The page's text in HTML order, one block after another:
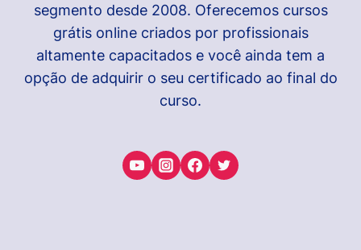
segmento desde 2008. Oferecemos cursos
grátis online criados por profissionais
altamente capacitados e você ainda tem a
opção de adquirir o seu certificado ao final do
curso.